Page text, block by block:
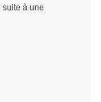
suite à une